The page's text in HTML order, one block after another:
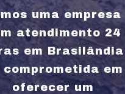
uma empresa
atendimento 24
em Brasilândia
comprometida em
oferecer um